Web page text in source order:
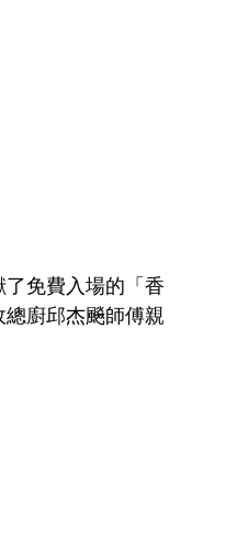
免費入場的「香
廚邱杰飈師傅親